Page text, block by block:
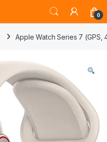
0
Apple Watch Series 7 (GPS,